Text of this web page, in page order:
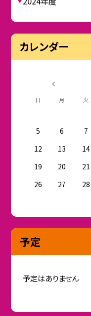
カレンダー
日 月 火
5
6 7
12
13 14
19
20 21
26
27 28
予定
予定はありません